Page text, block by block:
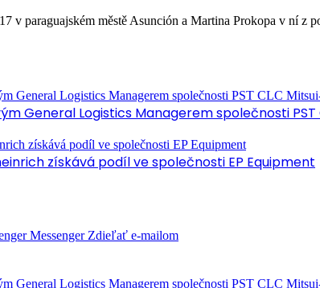
v paraguajském městě Asunción a Martina Prokopa v ní z
General Logistics Managerem společnosti PST
získává podíl ve společnosti EP Equipment
Messenger Zdieľať e-mailom